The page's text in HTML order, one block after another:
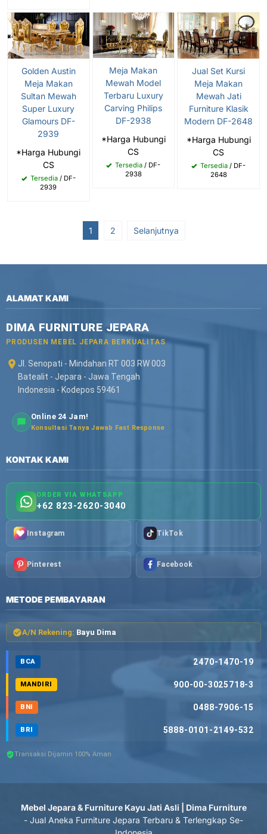
Golden Austin
Meja Makan
Sultan Mewah
Super Luxury
Glamours DF-
2939
*Harga Hubungi
CS
Tersedia/ DF-
2939
Meja Makan
Mewah Model
Terbaru Luxury
Carving Philips
DF-2938
*Harga Hubungi
CS
Tersedia / DF-
2938
Jual Set Kursi
Meja Makan
Mewah Jati
Furniture Klasik
Modern DF-2648
*Harga Hubungi
CS
Tersedia / DF-
2648
1 2 Selanjutnya
ALAMAT KAMI
DIMA FURNITURE JEPARA
PRODUSEN MEBEL JEPARA BERKUALITAS
Jl. Senopati - Mindahan RT 003 RW 003
Batealit - Jepara - Jawa Tengah
Indonesia - Kodepos 59461
Online 24 Jam!
Konsultasi Tanya Jawab Fast Response
KONTAK KAMI
ORDER VIA WHATSAPP
+62 823-2620-3040
Instagram TikTok
Pinterest Facebook
METODE PEMBAYARAN
A/N Rekening: Bayu Dima
BCA 2470-1470-19
MANDIRI 900-00-3025718-3
BNI 0488-7906-15
BRI 5888-0101-2149-532
Transaksi Dijamin 100% Aman
Mebel Jepara & Furniture Kayu Jati Asli | Dima Furniture
- Jual Aneka Furniture Jepara Terbaru & Terlengkap Se-